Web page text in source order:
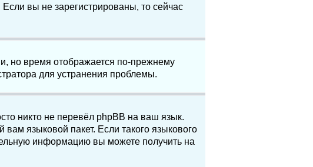
Если вы не зарегистрированы, то сейчас
но время отображается по-прежнему
для устранения проблемы.
никто не перевёл phpBB на ваш язык.
языковой пакет. Если такого языкового
информацию вы можете получить на